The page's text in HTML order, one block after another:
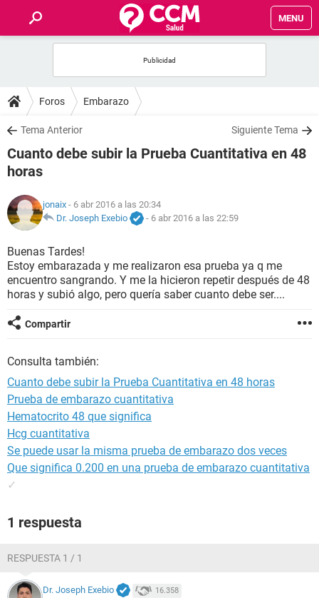
MENU
FOROS
SALUD
FAMILIA
NUTRICIÓN
SEXUALIDAD
Foros Embarazo
Tema Anterior Siguiente Tema
Cuanto debe subir la Prueba Cuantitativa en 48
horas
jonaix - 6 abr 2016 a las 20:34
Dr. Joseph Exebio
- 6 abr 2016 a las 22:59
Buenas Tardes!
Estoy embarazada y me realizaron esa prueba ya q me
encuentro sangrando. Y me la hicieron repetir después de 48
horas y subió algo, pero quería saber cuanto debe ser....
Compartir
Consulta también:
Cuanto debe subir la Prueba Cuantitativa en 48 horas
Prueba de embarazo cuantitativa
Hematocrito 48 que significa
Hcg cuantitativa
Se puede usar la misma prueba de embarazo dos veces
Que significa 0.200 en una prueba de embarazo cuantitativa
✓
1 respuesta
RESPUESTA 1 / 1
Dr. Joseph Exebio 16.358